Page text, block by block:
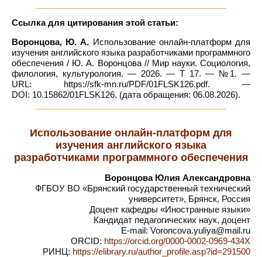
Ссылка для цитирования этой статьи:
Воронцова, Ю. А. Использование онлайн-платформ для
изучения английского языка разработчиками программного
обеспечения / Ю. А. Воронцова // Мир науки. Социология,
филология, культурология. — 2026. — Т 17. — №1. —
URL: https://sfk-mn.ru/PDF/01FLSK126.pdf. —
DOI: 10.15862/01FLSK126. (дата обращения: 06.08.2026).
Использование онлайн-платформ для
изучения английского языка
разработчиками программного обеспечения
Воронцова Юлия Александровна
ФГБОУ ВО «Брянский государственный технический
университет», Брянск, Россия
Доцент кафедры «Иностранные языки»
Кандидат педагогических наук, доцент
E-mail: Voroncova.yuliya@mail.ru
ORCID: https://orcid.org/0000-0002-0969-434X
РИНЦ: https://elibrary.ru/author_profile.asp?id=291500